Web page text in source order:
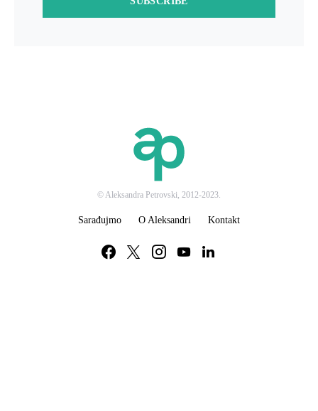
© Aleksandra Petrovski, 2012-2023.
Sarađujmo O Aleksandri Kontakt